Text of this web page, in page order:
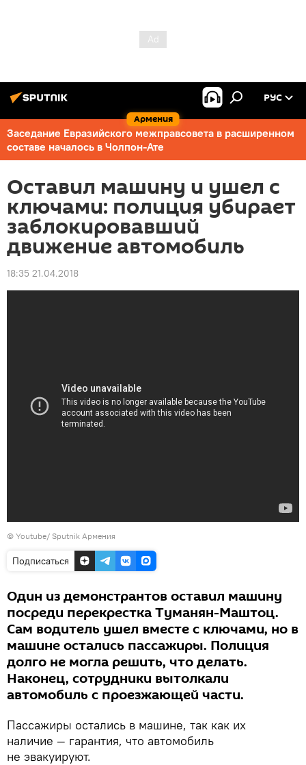
Армения
РУС
Заседание Евразийского межправсовета в расширенном
составе началось в Чолпон-Ате
Оставил машину и ушел с
ключами: полиция убирает
заблокировавший
движение автомобиль
18:35 21.04.2018
© Youtube/ Sputnik Армения
Подписаться
Один из демонстрантов оставил машину
посреди перекрестка Туманян-Маштоц.
Сам водитель ушел вместе с ключами, но в
машине остались пассажиры. Полиция
долго не могла решить, что делать.
Наконец, сотрудники вытолкали
автомобиль с проезжающей части.
Пассажиры остались в машине, так как их
наличие — гарантия, что автомобиль
не эвакуируют.